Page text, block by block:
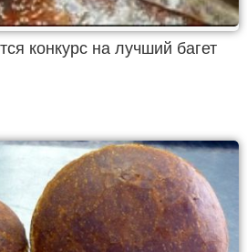
конкурс на лучший багет